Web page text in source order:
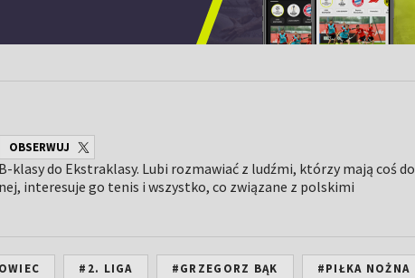
OBSERWUJ
klasy do Ekstraklasy. Lubi rozmawiać z ludźmi, którzy mają coś do
interesuje go tenis i wszystko, co związane z polskimi
#2. LIGA #GRZEGORZ BĄK #PIŁKA NOŻNA